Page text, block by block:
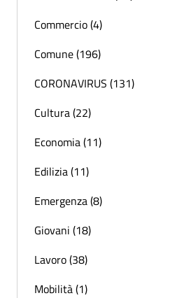
Commercio (4)
Comune (196)
CORONAVIRUS (131)
Cultura (22)
Economia (11)
Edilizia (11)
Emergenza (8)
Giovani (18)
Lavoro (38)
Mobilità (1)